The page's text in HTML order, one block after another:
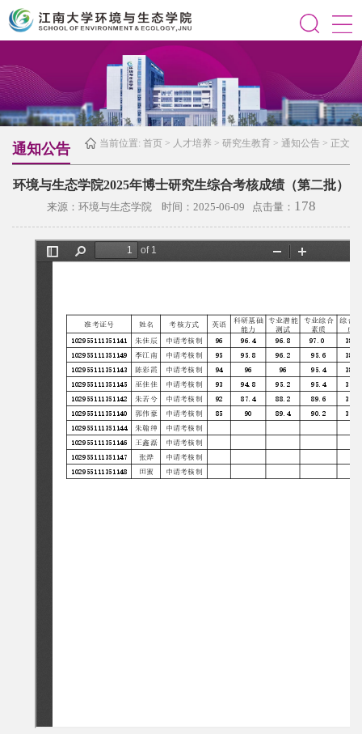
当前位置: 首页 > 人才培养 > 研究生教育 > 通知公告 > 正文
通知公告
环境与生态学院2025年博士研究生综合考核成绩（第二批）
来源：环境与生态学院 时间：2025-06-09 点击量： 178